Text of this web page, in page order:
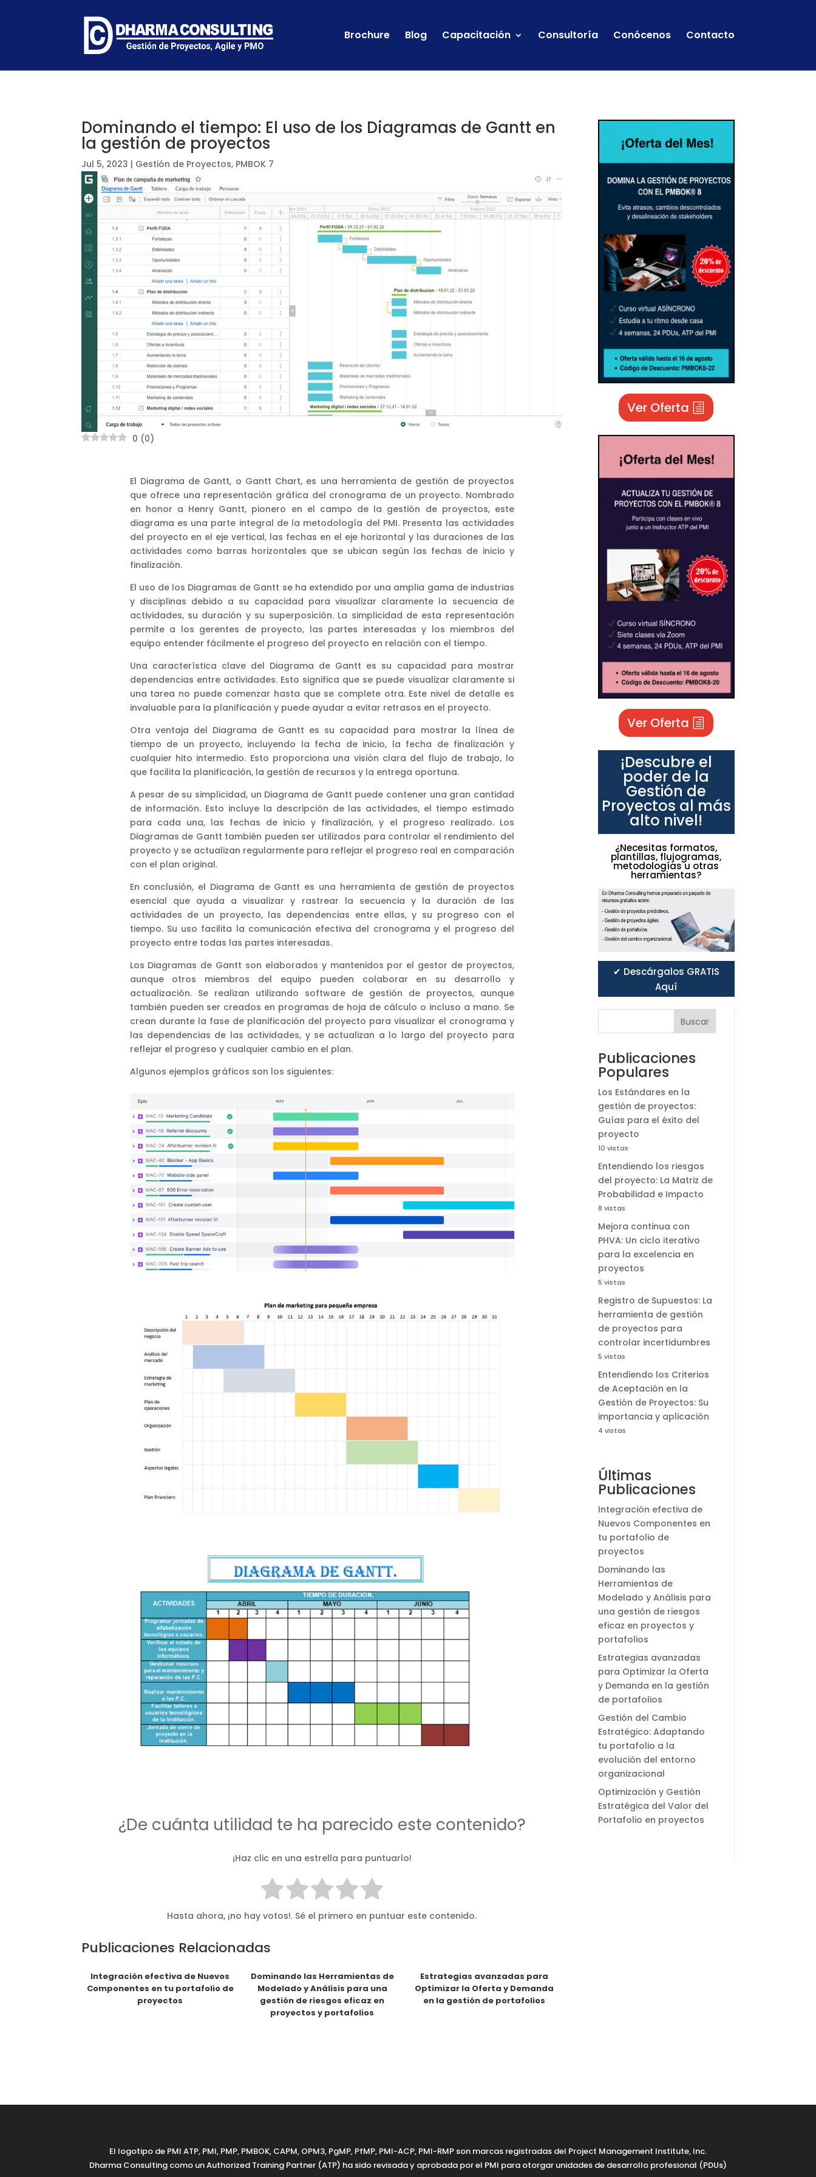
Brochure Blog Capacitación Consultoría Conócenos Contacto
Dominando el tiempo: El uso de los Diagramas de Gantt en
la gestión de proyectos
Jul 5, 2023 | Gestión de Proyectos, PMBOK 7
0 (0)
El Diagrama de Gantt, o Gantt Chart, es una herramienta de gestión de proyectos
que ofrece una representación gráfica del cronograma de un proyecto. Nombrado
en honor a Henry Gantt, pionero en el campo de la gestión de proyectos, este
diagrama es una parte integral de la metodología del PMI. Presenta las actividades
del proyecto en el eje vertical, las fechas en el eje horizontal y las duraciones de las
actividades como barras horizontales que se ubican según las fechas de inicio y
finalización.
El uso de los Diagramas de Gantt se ha extendido por una amplia gama de industrias
y disciplinas debido a su capacidad para visualizar claramente la secuencia de
actividades, su duración y su superposición. La simplicidad de esta representación
permite a los gerentes de proyecto, las partes interesadas y los miembros del
equipo entender fácilmente el progreso del proyecto en relación con el tiempo.
Una característica clave del Diagrama de Gantt es su capacidad para mostrar
dependencias entre actividades. Esto significa que se puede visualizar claramente si
una tarea no puede comenzar hasta que se complete otra. Este nivel de detalle es
invaluable para la planificación y puede ayudar a evitar retrasos en el proyecto.
Otra ventaja del Diagrama de Gantt es su capacidad para mostrar la línea de
tiempo de un proyecto, incluyendo la fecha de inicio, la fecha de finalización y
cualquier hito intermedio. Esto proporciona una visión clara del flujo de trabajo, lo
que facilita la planificación, la gestión de recursos y la entrega oportuna.
A pesar de su simplicidad, un Diagrama de Gantt puede contener una gran cantidad
de información. Esto incluye la descripción de las actividades, el tiempo estimado
para cada una, las fechas de inicio y finalización, y el progreso realizado. Los
Diagramas de Gantt también pueden ser utilizados para controlar el rendimiento del
proyecto y se actualizan regularmente para reflejar el progreso real en comparación
con el plan original.
En conclusión, el Diagrama de Gantt es una herramienta de gestión de proyectos
esencial que ayuda a visualizar y rastrear la secuencia y la duración de las
actividades de un proyecto, las dependencias entre ellas, y su progreso con el
tiempo. Su uso facilita la comunicación efectiva del cronograma y el progreso del
proyecto entre todas las partes interesadas.
Los Diagramas de Gantt son elaborados y mantenidos por el gestor de proyectos,
aunque otros miembros del equipo pueden colaborar en su desarrollo y
actualización. Se realizan utilizando software de gestión de proyectos, aunque
también pueden ser creados en programas de hoja de cálculo o incluso a mano. Se
crean durante la fase de planificación del proyecto para visualizar el cronograma y
las dependencias de las actividades, y se actualizan a lo largo del proyecto para
reflejar el progreso y cualquier cambio en el plan.
Algunos ejemplos gráficos son los siguientes:
¿De cuánta utilidad te ha parecido este contenido?
¡Haz clic en una estrella para puntuarlo!
Hasta ahora, ¡no hay votos!. Sé el primero en puntuar este contenido.
Publicaciones Relacionadas
Integración efectiva de Nuevos
Componentes en tu portafolio de
proyectos
Dominando las Herramientas de
Modelado y Análisis para una
gestión de riesgos eficaz en
proyectos y portafolios
Estrategias avanzadas para
Optimizar la Oferta y Demanda
en la gestión de portafolios
Ver Oferta
Ver Oferta
¡Descubre el
poder de la
Gestión de
Proyectos al más
alto nivel!
¿Necesitas formatos,
plantillas, flujogramas,
metodologías u otras
herramientas?
✔ Descárgalos GRATIS
Aquí
Buscar
Publicaciones
Populares
Los Estándares en la
gestión de proyectos:
Guías para el éxito del
proyecto
10 vistas
Entendiendo los riesgos
del proyecto: La Matriz de
Probabilidad e Impacto
8 vistas
Mejora continua con
PHVA: Un ciclo iterativo
para la excelencia en
proyectos
5 vistas
Registro de Supuestos: La
herramienta de gestión
de proyectos para
controlar incertidumbres
5 vistas
Entendiendo los Criterios
de Aceptación en la
Gestión de Proyectos: Su
importancia y aplicación
4 vistas
Últimas
Publicaciones
Integración efectiva de
Nuevos Componentes en
tu portafolio de
proyectos
Dominando las
Herramientas de
Modelado y Análisis para
una gestión de riesgos
eficaz en proyectos y
portafolios
Estrategias avanzadas
para Optimizar la Oferta
y Demanda en la gestión
de portafolios
Gestión del Cambio
Estratégico: Adaptando
tu portafolio a la
evolución del entorno
organizacional
Optimización y Gestión
Estratégica del Valor del
Portafolio en proyectos
El logotipo de PMI ATP, PMI, PMP, PMBOK, CAPM, OPM3, PgMP, PfMP, PMI-ACP, PMI-RMP son marcas registradas del Project Management Institute, Inc.
Dharma Consulting como un Authorized Training Partner (ATP) ha sido revisada y aprobada por el PMI para otorgar unidades de desarrollo profesional (PDUs)